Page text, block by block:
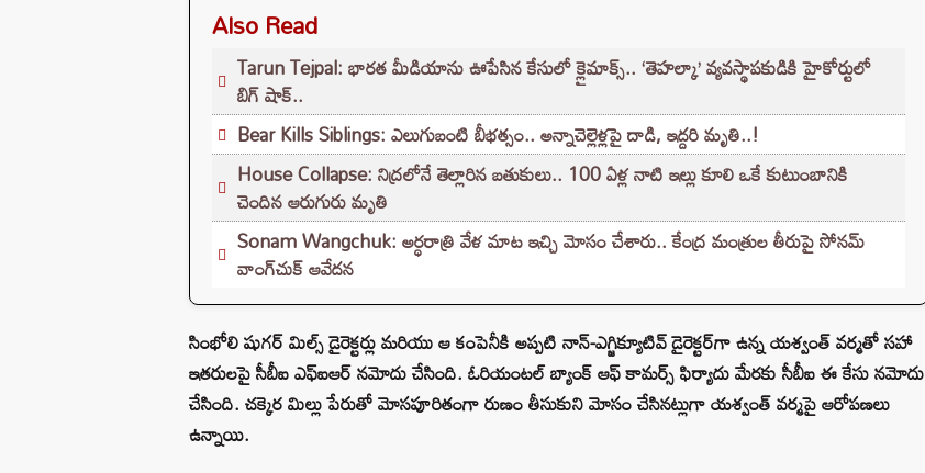
Also Read
Tarun Tejpal: భారత మీడియాను ఊపేసిన కేసులో క్లైమాక్స్.. ‘తెహల్కా’ వ్యవస్థాపకుడికి హైకోర్టులో
బిగ్ షాక్..
Bear Kills Siblings: ఎలుగుబంటి బీభత్సం.. అన్నాచెల్లెళ్లపై దాడి, ఇద్దరి మృతి..!
House Collapse: నిద్రలోనే తెల్లారిన బతుకులు.. 100 ఏళ్ల నాటి ఇల్లు కూలి ఒకే కుటుంబానికి
చెందిన ఆరుగురు మృతి
Sonam Wangchuk: అర్ధరాత్రి వేళ మాట ఇచ్చి మోసం చేశారు.. కేంద్ర మంత్రుల తీరుపై సోనమ్
వాంగ్‌చుక్ ఆవేదన
సింభోలి షుగర్ మిల్స్ డైరెక్టర్లు మరియు ఆ కంపెనీకి అప్పటి నాన్-ఎగ్జిక్యూటివ్ డైరెక్టర్‌గా ఉన్న యశ్వంత్ వర్మతో సహా
ఇతరులపై సీబీఐ ఎఫ్‌ఐఆర్ నమోదు చేసింది. ఓరియంటల్ బ్యాంక్ ఆఫ్ కామర్స్ ఫిర్యాదు మేరకు సీబీఐ ఈ కేసు నమోదు
చేసింది. చక్కెర మిల్లు పేరుతో మోసపూరితంగా రుణం తీసుకుని మోసం చేసినట్లుగా యశ్వంత్ వర్మపై ఆరోపణలు
ఉన్నాయి.